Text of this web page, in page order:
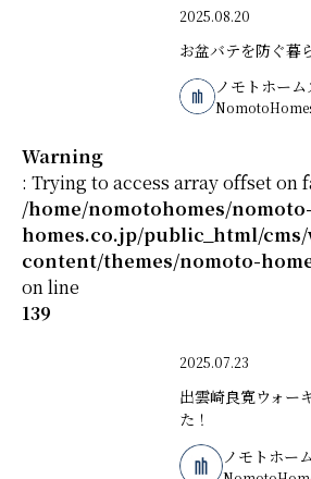
2025.08.20
お盆バテを防ぐ暮
ノモトホーム
Warning
: Trying to access array offset on
/home/nomotohomes/nomoto-
homes.co.jp/public_html/
content/themes/nomoto-
on line
139
2025.07.23
出雲崎良寛ウォー
た！
ノモトホー